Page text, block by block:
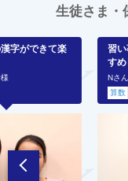
生徒さま・
字ができて楽
習
すめ
Nさ
算数